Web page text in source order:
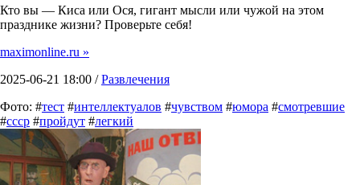
Кто вы — Киса или Ося, гигант мысли или чужой на этом
празднике жизни? Проверьте себя!
maximonline.ru »
2025-06-21 18:00 /Развлечения
Фото: #тест #интеллектуалов #чувством #юмора #смотревшие
#ссср #пройдут #легкий